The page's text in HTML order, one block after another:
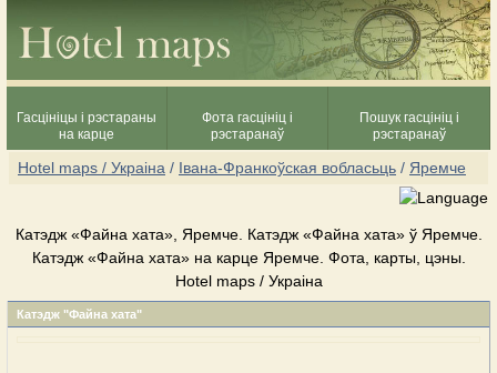
Гасцініцы і рэстараны
на карце
Фота гасцініц і
рэстаранаў
Пошук гасцініц і
рэстаранаў
Hotel maps / Украіна / Івана-Франкоўская вобласьць / Яремче
Катэдж «Файна хата», Яремче. Катэдж «Файна хата» ў Яремче.
Катэдж «Файна хата» на карце Яремче. Фота, карты, цэны.
Hotel maps / Украіна
Катэдж "Файна хата"